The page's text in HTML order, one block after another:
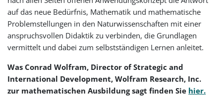
auf das neue Bedürfnis, Mathematik und mathematische
Problemstellungen in den Naturwissenschaften mit einer
anspruchsvollen Didaktik zu verbinden, die Grundlagen
vermittelt und dabei zum selbstständigen Lernen anleitet.
Was Conrad Wolfram, Director of Strategic and
International Development, Wolfram Research, Inc.
zur mathematischen Ausbildung sagt finden Sie hier.